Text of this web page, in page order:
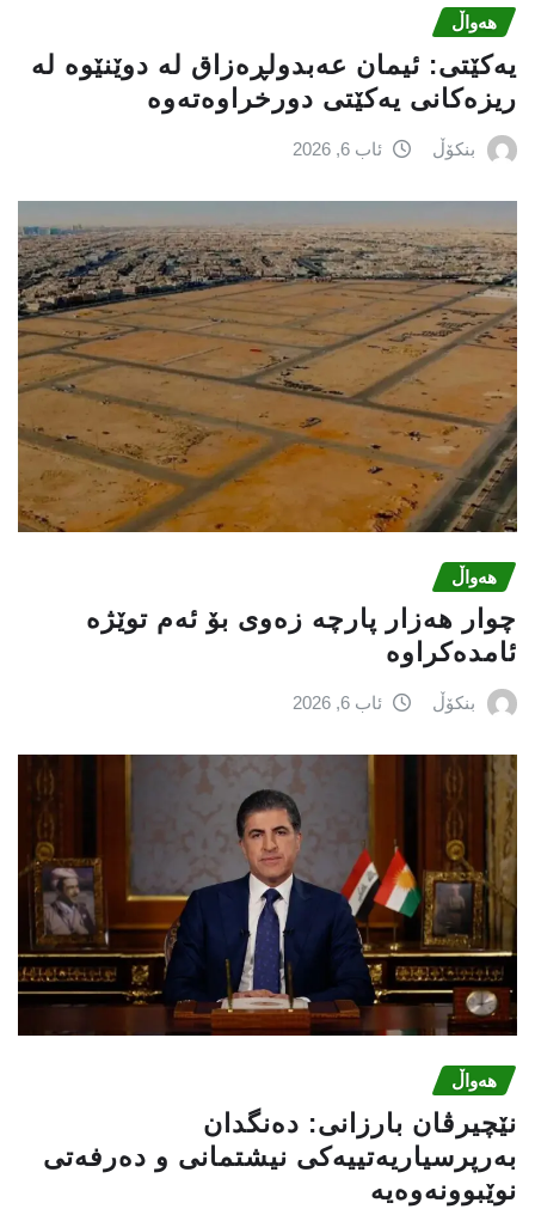
هەواڵ
یه‌كێتی: ئیمان عه‌بدولڕه‌زاق له‌ دوێنێوه‌ له‌
ریزه‌كانی یه‌كێتی دورخراوه‌ته‌وه‌
بنکۆڵ ئاب 6, 2026
هەواڵ
چوار هەزار پارچە زەوی بۆ ئەم توێژە
ئامدەکراوە
بنکۆڵ ئاب 6, 2026
هەواڵ
نێچيرڤان بارزانى: دەنگدان
بەرپرسیاريه‌تییەکی نیشتمانى و دەرفەتی
نوێبوونەوەیە